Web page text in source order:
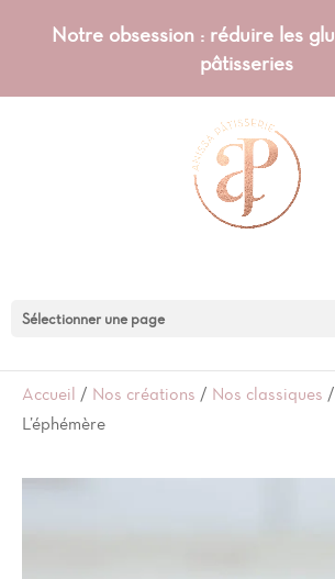
Notre obsession : réduire les
pâtisseries
Sélectionner une page
Accueil / Nos créations / Nos classiques /
L’éphémère